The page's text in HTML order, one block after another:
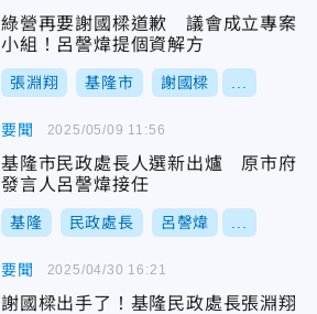
綠營再要謝國樑道歉 議會成立專案
小組！呂謦煒提個資解方
張淵翔 基隆市 謝國樑
要聞
基隆市民政處長人選新出爐 原市府
發言人呂謦煒接任
基隆 民政處長 呂謦煒
2025/05/09 11:56
要聞
謝國樑出手了！基隆民政處長張淵翔
2025/04/30 16:21